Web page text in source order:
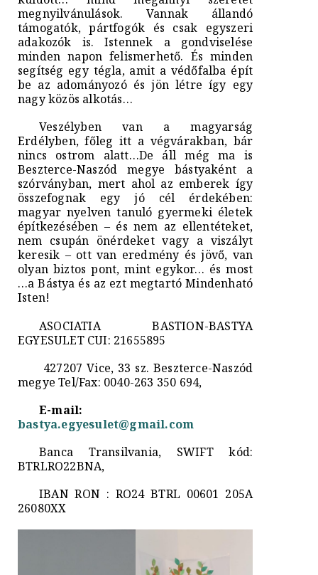
megnyilvánulások. Vannak állandó
támogatók, pártfogók és csak egyszeri
adakozók is. Istennek a gondviselése
minden napon felismerhető. És minden
segítség egy tégla, amit a védőfalba épít
be az adományozó és jön létre így egy
nagy közös alkotás…
Veszélyben van a magyarság
Erdélyben, főleg itt a végvárakban, bár
nincs ostrom alatt…De áll még ma is
Beszterce-Naszód megye bástyaként a
szórványban, mert ahol az emberek így
összefognak egy jó cél érdekében:
magyar nyelven tanuló gyermeki életek
építkezésében – és nem az ellentéteket,
nem csupán önérdeket vagy a viszályt
keresik – ott van eredmény és jövő, van
olyan biztos pont, mint egykor… és most
…a Bástya és az ezt megtartó Mindenható
Isten!
ASOCIATIA BASTION-BASTYA
EGYESULET CUI: 21655895
427207 Vice, 33 sz. Beszterce-Naszód
megye Tel/Fax: 0040-263 350 694,
E-mail:
bastya.egyesulet@gmail.com
Banca Transilvania, SWIFT kód:
BTRLRO22BNA,
IBAN RON : RO24 BTRL 00601 205A
26080XX